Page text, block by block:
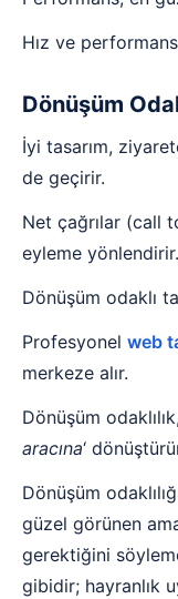
Hız ve
Dönüşüm
İyi tasarım,
de geçirir.
Net çağrılar (call
eyleme yönlendirir.
Dönüşüm odaklı
Profesyonel web
merkeze alır.
Dönüşüm
aracına‘
Dönüşüm
güzel görünen
gerektiğini
gibidir; hayranlık